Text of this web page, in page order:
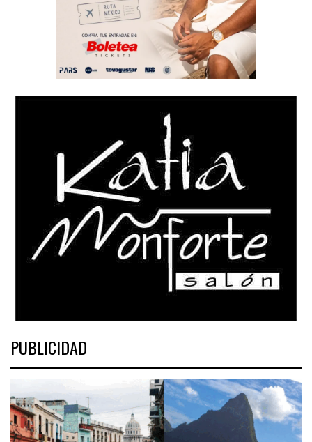
PUBLICIDAD